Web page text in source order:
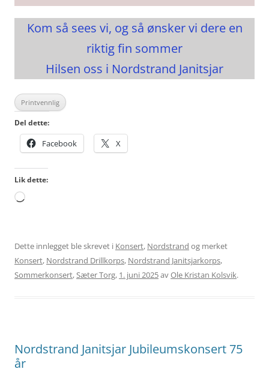
Kom så sees vi, og så ønsker vi dere en
riktig fin sommer
Hilsen oss i Nordstrand Janitsjar
Printvennlig
Del dette:
Facebook X
Lik dette:
Laster
Dette innlegget ble skrevet i Konsert, Nordstrand og merket
Konsert, Nordstrand Drillkorps, Nordstrand Janitsjarkorps,
Sommerkonsert,Sæter Torg, 1. juni 2025avOle Kristan Kolsvik.
Nordstrand Janitsjar Jubileumskonsert 75
år